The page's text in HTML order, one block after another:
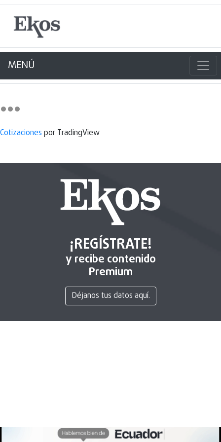
MENÚ
Cotizaciones por TradingView
¡REGÍSTRATE!
y recibe contenido
Premium
Déjanos tus datos aquí.